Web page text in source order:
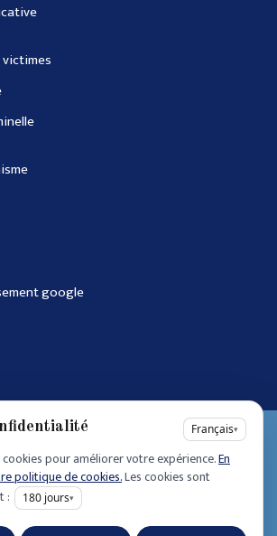
google
its
90915686100025
Accessibilité
Français▾
pour améliorer votre expérience.En
politique de cookies.Les cookies sont
:
180 jours▾